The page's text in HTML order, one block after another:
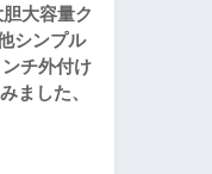
大容量ク
シンプル
チ外付け
ました、